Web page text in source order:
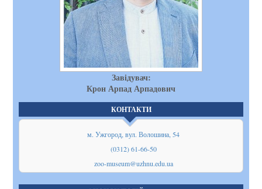
Завідувач:
Крон Арпад Арпадович
КОНТАКТИ
м. Ужгород, вул. Волошина, 54
(0312) 61-66-50
zoo-museum@uzhnu.edu.ua